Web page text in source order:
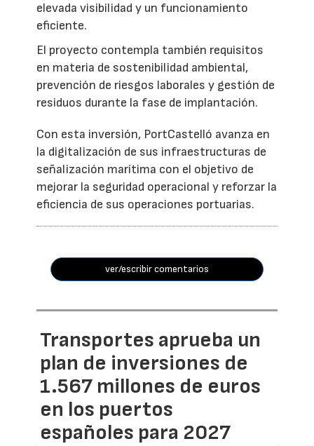
elevada visibilidad y un funcionamiento
eficiente.
El proyecto contempla también requisitos
en materia de sostenibilidad ambiental,
prevención de riesgos laborales y gestión de
residuos durante la fase de implantación.
Con esta inversión, PortCastelló avanza en
la digitalización de sus infraestructuras de
señalización marítima con el objetivo de
mejorar la seguridad operacional y reforzar la
eficiencia de sus operaciones portuarias.
ver/escribir comentarios
Transportes aprueba un
plan de inversiones de
1.567 millones de euros
en los puertos
españoles para 2027